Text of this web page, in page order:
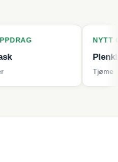
NYTT
Plenklipping